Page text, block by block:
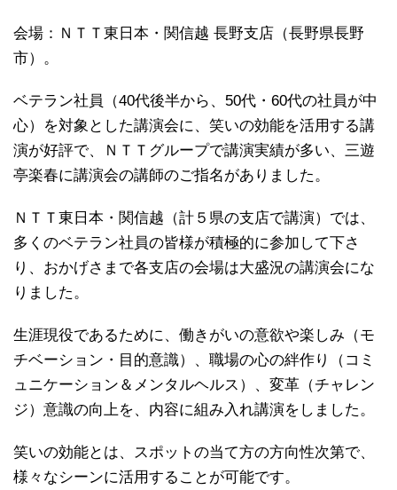
会場：ＮＴＴ東日本・関信越 長野支店（長野県長野
市）。
ベテラン社員（40代後半から、50代・60代の社員が中
心）を対象とした講演会に、笑いの効能を活用する講
演が好評で、ＮＴＴグループで講演実績が多い、三遊
亭楽春に講演会の講師のご指名がありました。
ＮＴＴ東日本・関信越（計５県の支店で講演）では、
多くのベテラン社員の皆様が積極的に参加して下さ
り、おかげさまで各支店の会場は大盛況の講演会にな
りました。
生涯現役であるために、働きがいの意欲や楽しみ（モ
チベーション・目的意識）、職場の心の絆作り（コミ
ュニケーション＆メンタルヘルス）、変革（チャレン
ジ）意識の向上を、内容に組み入れ講演をしました。
笑いの効能とは、スポットの当て方の方向性次第で、
様々なシーンに活用することが可能です。